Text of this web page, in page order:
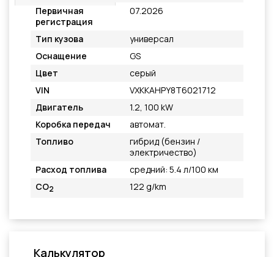
Первичная
регистрация
07.2026
Тип кузова
универсал
Оснащение
GS
Цвет
серый
VIN
VXKKAHPY8T6021712
Двигатель
1.2, 100 kW
Коробка передач
автомат.
Топливо
гибрид (бензин /
электричество)
Расход топлива
средний: 5.4 л/100 км
CO2 122 g/km
Калькулятор